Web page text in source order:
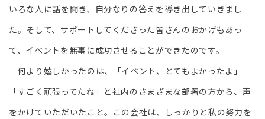
いろな人に話を聞き、自分なりの答えを導き出していきまし
た。そして、サポートしてくださった皆さんのおかげもあっ
て、イベントを無事に成功させることができたのです。
何より嬉しかったのは、「イベント、とてもよかったよ」
「すごく頑張ってたね」と社内のさまざまな部署の方から、声
をかけていただいたこと。この会社は、しっかりと私の努力を